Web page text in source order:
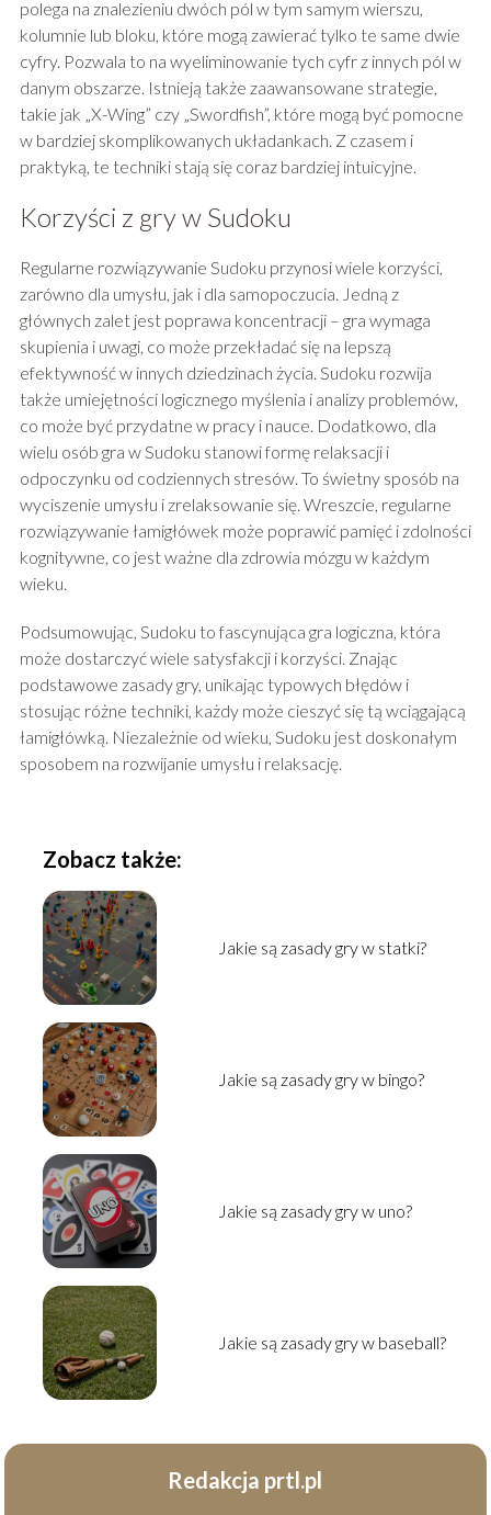
polega na znalezieniu dwóch pól w tym samym wierszu,
kolumnie lub bloku, które mogą zawierać tylko te same dwie
cyfry. Pozwala to na wyeliminowanie tych cyfr z innych pól w
danym obszarze. Istnieją także zaawansowane strategie,
takie jak „X-Wing” czy „Swordfish”, które mogą być pomocne
w bardziej skomplikowanych układankach. Z czasem i
praktyką, te techniki stają się coraz bardziej intuicyjne.
Korzyści z gry w Sudoku
Regularne rozwiązywanie Sudoku przynosi wiele korzyści,
zarówno dla umysłu, jak i dla samopoczucia. Jedną z
głównych zalet jest poprawa koncentracji – gra wymaga
skupienia i uwagi, co może przekładać się na lepszą
efektywność w innych dziedzinach życia. Sudoku rozwija
także umiejętności logicznego myślenia i analizy problemów,
co może być przydatne w pracy i nauce. Dodatkowo, dla
wielu osób gra w Sudoku stanowi formę relaksacji i
odpoczynku od codziennych stresów. To świetny sposób na
wyciszenie umysłu i zrelaksowanie się. Wreszcie, regularne
rozwiązywanie łamigłówek może poprawić pamięć i zdolności
kognitywne, co jest ważne dla zdrowia mózgu w każdym
wieku.
Podsumowując, Sudoku to fascynująca gra logiczna, która
może dostarczyć wiele satysfakcji i korzyści. Znając
podstawowe zasady gry, unikając typowych błędów i
stosując różne techniki, każdy może cieszyć się tą wciągającą
łamigłówką. Niezależnie od wieku, Sudoku jest doskonałym
sposobem na rozwijanie umysłu i relaksację.
Zobacz także:
Jakie są zasady gry w statki?
Jakie są zasady gry w bingo?
Jakie są zasady gry w uno?
Jakie są zasady gry w baseball?
Redakcja prtl.pl